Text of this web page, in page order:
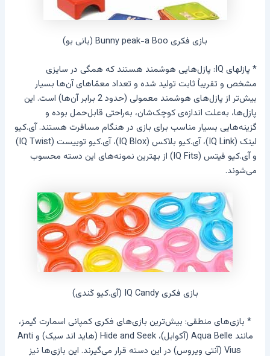
بازی فکری Bunny peak-a Boo (بانی بو)
* پازلهای IQ: پازل‌هایی هوشمند هستند که همگی در سایزی
مشخص و تقریباً ثابت تولید شده و تعداد معمّاهای آن‌ها بسیار
بیش‌تر از پازل‌های هوشمند معمولی (حدود 2 برابر آن‌ها) است. این
پازل‌ها، به‌علت اندازه‌ی کوچک‌شان، به‌راحتی قابل‌حمل بوده و
گزینه‌هایی بسیار مناسب برای بازی در هنگام مسافرت هستند. آی.کیو
لینک (IQ Link)، آی.کیو بلاکس (IQ Blox)، آی.کیو توییست (IQ Twist)
و آی.کیو فیتس (IQ Fits) از بهترین نمونه‌های این دسته محسوب
می‌شوند.
بازی فکری IQ Candy (آی.کیو کَندی)
* بازی‌های منطقی: بیش‌ترین بازی‌های فکری کمپانی اسمارت گیمز،
مانند Aqua Belle (آکوابل)، Hide and Seek (هاید اند سیک) و Anti
Vius (آنتی ویروس) در این دسته قرار می‌گیرند. این بازی‌ها نیز